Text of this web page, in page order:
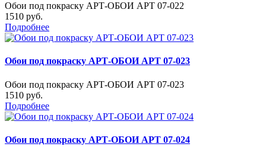
Обои под покраску АРТ-ОБОИ АРТ 07-022
1510 руб.
Подробнее
Обои под покраску АРТ-ОБОИ АРТ 07-023
Обои под покраску АРТ-ОБОИ АРТ 07-023
1510 руб.
Подробнее
Обои под покраску АРТ-ОБОИ АРТ 07-024